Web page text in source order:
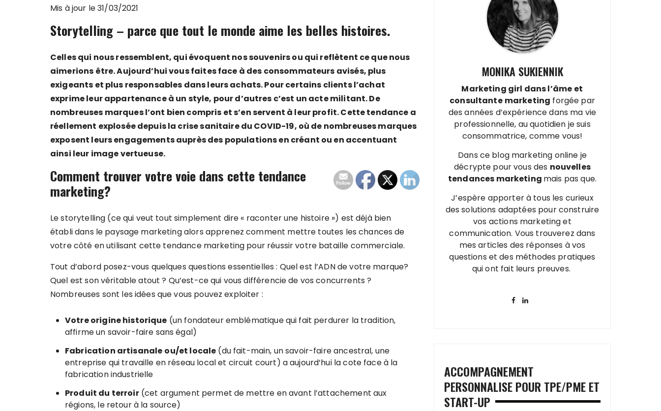
Mis à jour le 31/03/2021
Storytelling – parce que tout le monde aime les belles histoires.
Celles qui nous ressemblent, qui évoquent nos souvenirs ou qui reflètent ce que nous
aimerions être. Aujourd’hui vous faites face à des consommateurs avisés, plus
exigeants et plus responsables dans leurs achats. Pour certains clients l’achat
exprime leur appartenance à un style, pour d’autres c’est un acte militant. De
nombreuses marques l’ont bien compris et s’en servent à leur profit. Cette tendance a
réellement explosée depuis la crise sanitaire du COVID-19, où de nombreuses marques
exposent leurs engagements auprès des populations en créant ou en accentuant
ainsi leur image vertueuse.
Comment trouver votre voie dans cette tendance
marketing?
Le storytelling (ce qui veut tout simplement dire « raconter une histoire ») est déjà bien
établi dans le paysage marketing alors apprenez comment mettre toutes les chances de
votre côté en utilisant cette tendance marketing pour réussir votre bataille commerciale.
Tout d’abord posez-vous quelques questions essentielles : Quel est l’ADN de votre marque?
Quel est son véritable atout ? Qu’est-ce qui vous différencie de vos concurrents ?
Nombreuses sont les idées que vous pouvez exploiter :
Votre origine historique (un fondateur emblématique qui fait perdurer la tradition,
affirme un savoir-faire sans égal)
Fabrication artisanale ou/et locale (du fait-main, un savoir-faire ancestral, une
entreprise qui travaille en réseau local et circuit court) a aujourd’hui la cote face à la
fabrication industrielle
Produit du terroir(cet argument permet de mettre en avant l’attachement aux
régions, le retour à la source)
MONIKA SUKIENNIK
Marketing girl dans l’âme et
consultante marketing forgée par
des années d’expérience dans ma vie
professionnelle, au quotidien je suis
consommatrice, comme vous!
Dans ce blog marketing online je
décrypte pour vous des nouvelles
tendances marketing mais pas que.
J’espère apporter à tous les curieux
des solutions adaptées pour construire
vos actions marketing et
communication. Vous trouverez dans
mes articles des réponses à vos
questions et des méthodes pratiques
qui ont fait leurs preuves.
ACCOMPAGNEMENT
PERSONNALISE POUR TPE/PME ET
START-UP